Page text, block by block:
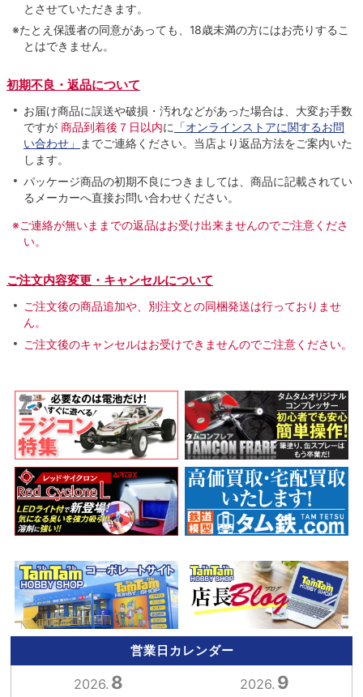
とさせていただきます。
※たとえ保護者の同意があっても、18歳未満の方にはお売りするこ
とはできません。
初期不良・返品について
お届け商品に誤送や破損・汚れなどがあった場合は、大変お手数
ですが 商品到着後７日以内に 「オンラインストアに関するお問
い合わせ」
までご連絡ください。当店より返品方法をご案内いた
します。
パッケージ商品の初期不良につきましては、商品に記載されてい
るメーカーへ直接お問い合わせください。
※ご連絡が無いままでの返品はお受け出来ませんのでご注意くださ
い。
ご注文内容変更・キャンセルについて
ご注文後の商品追加や、別注文との同梱発送は行っておりませ
ん。
ご注文後のキャンセルはお受けできませんのでご注意ください。
営業日カレンダー
2026. 8 2026. 9